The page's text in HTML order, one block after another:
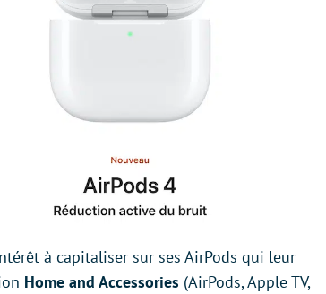
à capitaliser sur ses AirPods qui leur
Home and Accessories (AirPods, Apple TV,